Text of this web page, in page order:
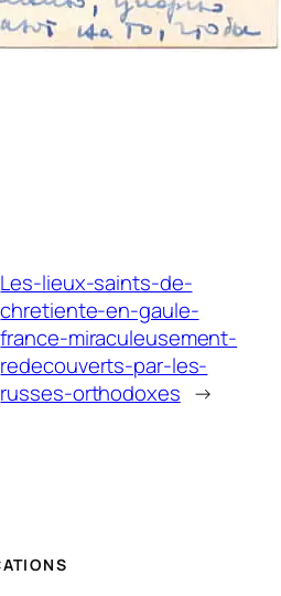
Les-lieux-saints-de-
chretiente-en-gaule-
france-miraculeusement-
redecouverts-par-les-
russes-orthodoxes →